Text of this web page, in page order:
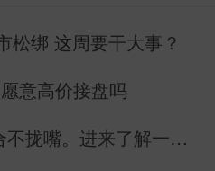
能受到美日韩股市影
。早盘冲高后走出
松绑 这周要干大事？
意高价接盘吗
拢嘴。进来了解一下